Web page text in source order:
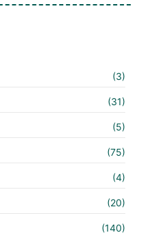
(3)
(31)
(5)
(75)
(4)
(20)
(140)